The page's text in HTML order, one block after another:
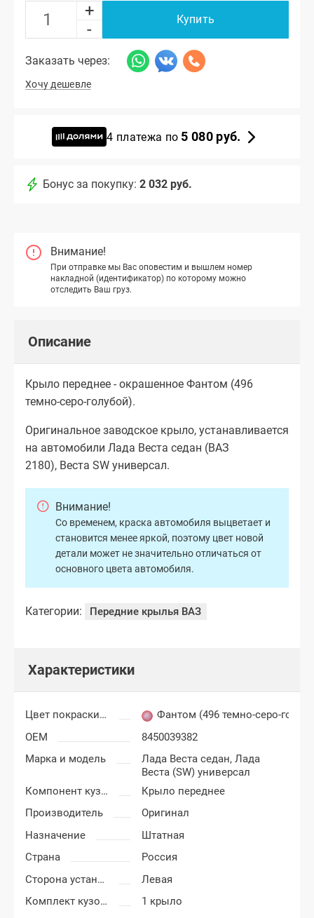
+
-
Купить
Заказать через:
Хочу дешевле
4 платежа по 5 080 руб.
Бонус за покупку: 2 032 руб.
Внимание!
При отправке мы Вас оповестим и вышлем номер
накладной (идентификатор) по которому можно
отследить Ваш груз.
Описание
Крыло переднее - окрашенное Фантом (496
темно-серо-голубой).
Оригинальное заводское крыло, устанавливается
на автомобили Лада Веста седан (ВАЗ
2180), Веста SW универсал.
Внимание!
Со временем, краска автомобиля выцветает и
становится менее яркой, поэтому цвет новой
детали может не значительно отличаться от
основного цвета автомобиля.
Категории: Передние крылья ВАЗ
Характеристики
Цвет покраски Лада Веста
Фантом (496 темно-серо-
OEM
8450039382
Марка и модель
Лада Веста седан,Лада
Веста (SW) универсал
Компонент кузова
Крыло переднее
Производитель
Оригинал
Назначение
Штатная
Страна
Россия
Сторона установки
Левая
Комплект кузовных деталей
1 крыло